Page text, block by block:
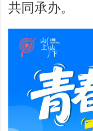
共同承办。